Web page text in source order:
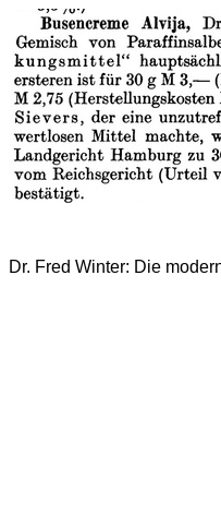
Dr. Fred Winter: Die